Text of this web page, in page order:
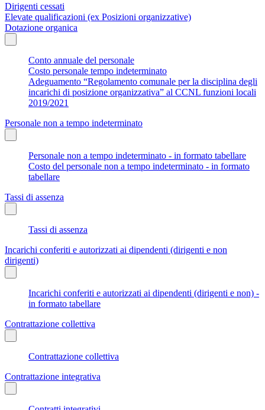
Dirigenti cessati
Elevate qualificazioni (ex Posizioni organizzative)
Dotazione organica
Conto annuale del personale
Costo personale tempo indeterminato
Adeguamento “Regolamento comunale per la disciplina degli
incarichi di posizione organizzativa” al CCNL funzioni locali
2019/2021
Personale non a tempo indeterminato
Personale non a tempo indeterminato - in formato tabellare
Costo del personale non a tempo indeterminato - in formato
tabellare
Tassi di assenza
Tassi di assenza
Incarichi conferiti e autorizzati ai dipendenti (dirigenti e non
dirigenti)
Incarichi conferiti e autorizzati ai dipendenti (dirigenti e non) -
in formato tabellare
Contrattazione collettiva
Contrattazione collettiva
Contrattazione integrativa